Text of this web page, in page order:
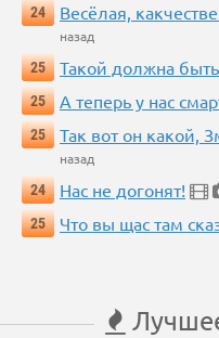
24
Весёлая,
назад
25
Такой должна
25
А теперь у нас
25
Так вот он какой,
назад
24
Нас не догонят!
25
Что вы щас там